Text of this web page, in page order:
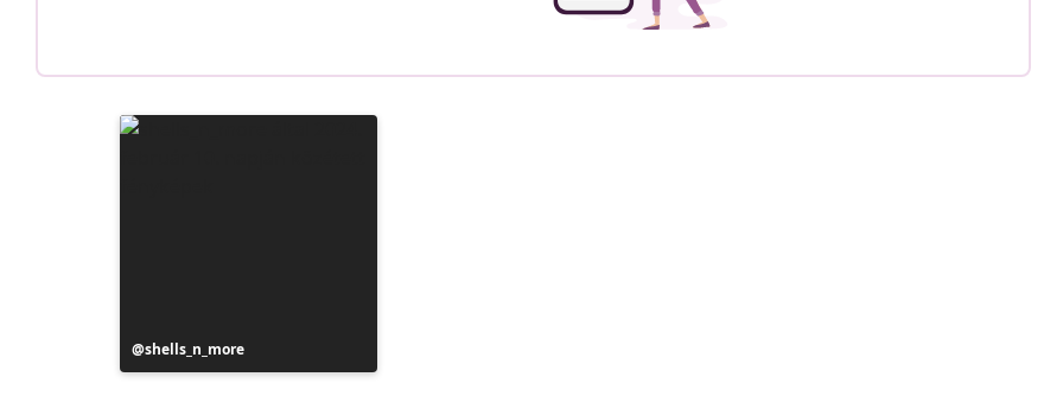
Bejegyzés
közzétevője
shells_n_more